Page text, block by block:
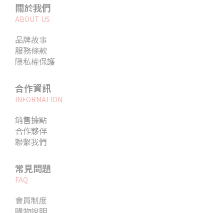
關於我們
ABOUT US
品牌故事
服務條款
隱私權保護
合作資訊
INFORMATION
銷售據點
合作夥伴
聯繫我們
常見問題
FAQ
會員制度